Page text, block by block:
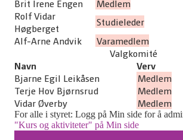
Brit Irene Engen
Medlem
Rolf Vidar
Høgberget
Studieleder
Alf-Arne Andvik
Varamedlem
Valgkomité
Navn
Verv
Bjarne Egil Leikåsen
Medlem
Terje Hov Bjørnsrud
Medlem
Vidar Øverby
Medlem
For alle i styret: Logg på Min side for å
"Kurs og aktiviteter" på Min side